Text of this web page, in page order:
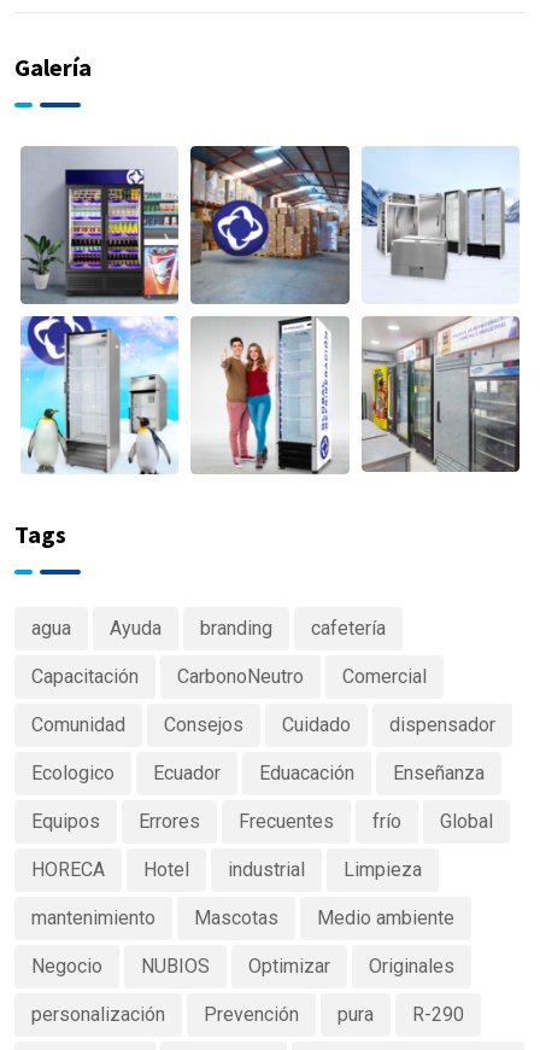
Galería
Tags
agua Ayuda branding cafetería
Capacitación CarbonoNeutro Comercial
Comunidad Consejos Cuidado dispensador
Ecologico Ecuador Eduacación Enseñanza
Equipos Errores Frecuentes frío Global
HORECA Hotel industrial Limpieza
mantenimiento Mascotas Medio ambiente
Negocio NUBIOS Optimizar Originales
personalización Prevención pura R-290